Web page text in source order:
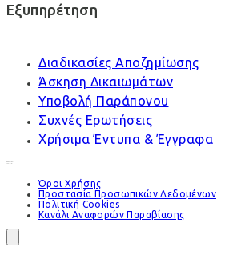
Εξυπηρέτηση
Διαδικασίες Αποζημίωσης
Άσκηση Δικαιωμάτων
Υποβολή Παράπονου
Συχνές Ερωτήσεις
Χρήσιμα Έντυπα & Έγγραφα
Όροι Χρήσης
Προστασία Προσωπικών Δεδομένων
Πολιτική Cookies
Κανάλι Αναφορών Παραβίασης